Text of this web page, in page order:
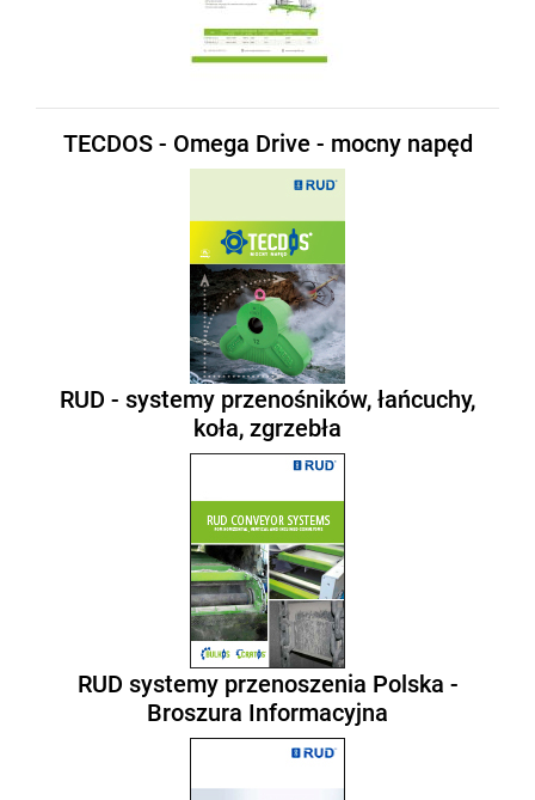
TECDOS - Omega Drive - mocny napęd
RUD - systemy przenośników, łańcuchy,
koła, zgrzebła
RUD systemy przenoszenia Polska -
Broszura Informacyjna